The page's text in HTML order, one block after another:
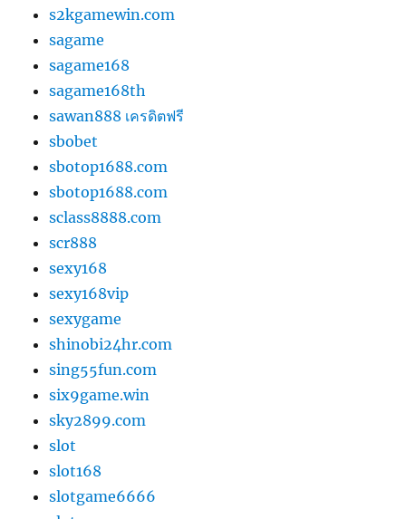
s2kgamewin.com
sagame
sagame168
sagame168th
sawan888 เครดิตฟรี
sbobet
sbotop1688.com
sbotop1688.com
sclass8888.com
scr888
sexy168
sexy168vip
sexygame
shinobi24hr.com
sing55fun.com
six9game.win
sky2899.com
slot
slot168
slotgame6666